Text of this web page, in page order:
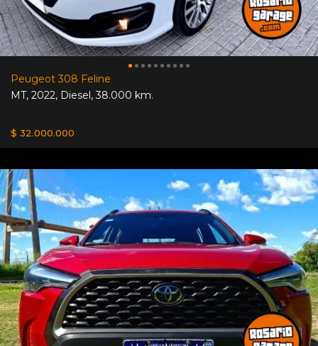
Peugeot 308 Feline
MT, 2022, Diesel,38.000 km.
$ 32.000.000